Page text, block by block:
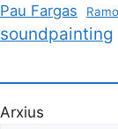
Pau Fargas
soundpainting
Arxius